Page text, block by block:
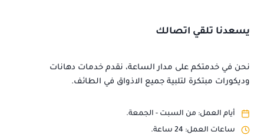
يسعدنا تلقي اتصالك
نحن في خدمتكم على مدار الساعة، نقدم خدمات دهانات
وديكورات مبتكرة لتلبية جميع الاذواق في الطائف.
أيام العمل: من السبت - الجمعة.
ساعات العمل: 24 ساعة.